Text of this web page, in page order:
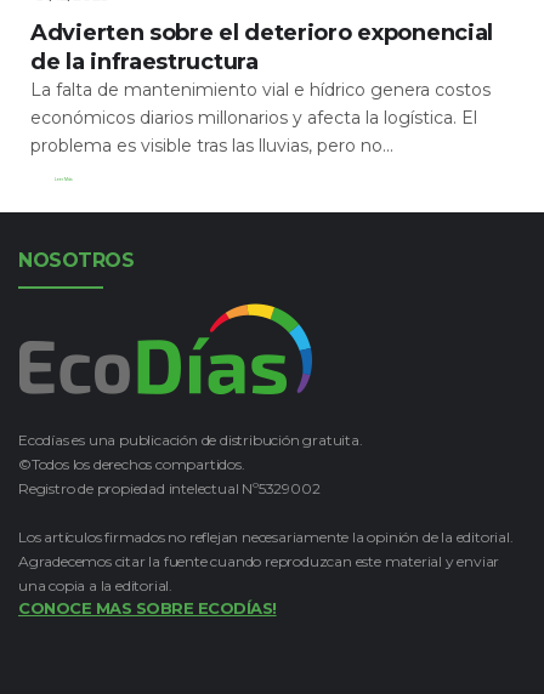
Advierten sobre el deterioro exponencial
de la infraestructura
La falta de mantenimiento vial e hídrico genera costos
económicos diarios millonarios y afecta la logística. El
problema es visible tras las lluvias, pero no...
Leer Más
NOSOTROS
Ecodías es una publicación de distribución gratuita.
©Todos los derechos compartidos.
Registro de propiedad intelectual Nº5329002
Los artículos firmados no reflejan necesariamente la opinión de la editorial.
Agradecemos citar la fuente cuando reproduzcan este material y enviar
una copia a la editorial.
CONOCE MAS SOBRE ECODÍAS!